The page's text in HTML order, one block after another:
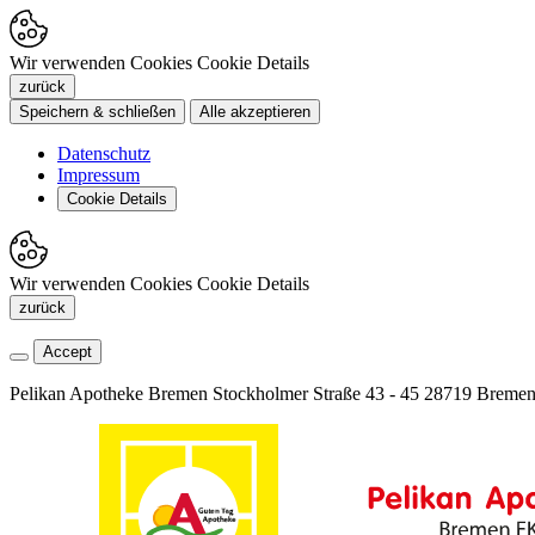
Wir verwenden Cookies Cookie Details
zurück
Speichern & schließen
Alle akzeptieren
Datenschutz
Impressum
Cookie Details
Wir verwenden Cookies Cookie Details
zurück
Accept
Pelikan Apotheke Bremen Stockholmer Straße 43 - 45 28719 Bremen